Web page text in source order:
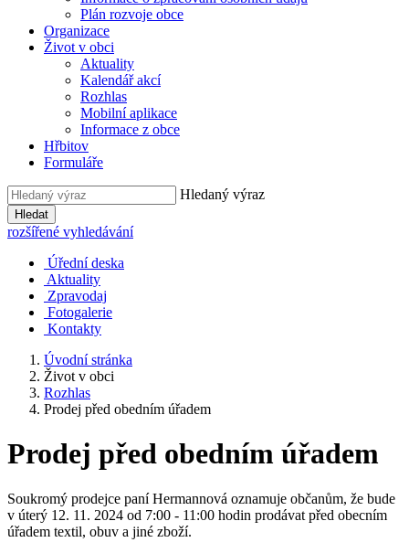
Plán rozvoje obce
Organizace
Život v obci
Aktuality
Kalendář akcí
Rozhlas
Mobilní aplikace
Informace z obce
Hřbitov
Formuláře
Hledaný výraz
Hledat
rozšířené vyhledávání
Úřední deska
Aktuality
Zpravodaj
Fotogalerie
Kontakty
Úvodní stránka
Život v obci
Rozhlas
Prodej před obedním úřadem
Prodej před obedním úřadem
Soukromý prodejce paní Hermannová oznamuje občanům, že bude
v úterý 12. 11. 2024 od 7:00 - 11:00 hodin prodávat před obecním
úřadem textil, obuv a jiné zboží.